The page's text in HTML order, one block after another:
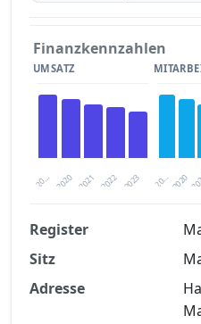
Finanzkennzahlen
UMSATZ
20… 2021 2023
2020 2022 20…2020
Jetzt
Register
Sitz
Adresse